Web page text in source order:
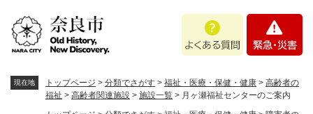
あ
問
・
現在地 トップページ > 分類でさがす > 福祉・医療・保健・健康 > 高齢者の
福祉 > 高齢者関連施設 > 施設一覧 > 月ヶ瀬福祉センターのご案内